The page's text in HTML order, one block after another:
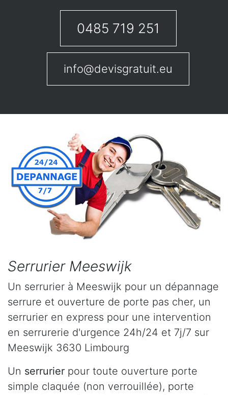
0485 719 251
info@devisgratuit.eu
Serrurier Meeswijk
Un serrurier à Meeswijk pour un dépannage
serrure et ouverture de porte pas cher, un
serrurier en express pour une intervention
en serrurerie d'urgence 24h/24 et 7j/7 sur
Meeswijk 3630 Limbourg
Un serrurier pour toute ouverture porte
simple claquée (non verrouillée), porte